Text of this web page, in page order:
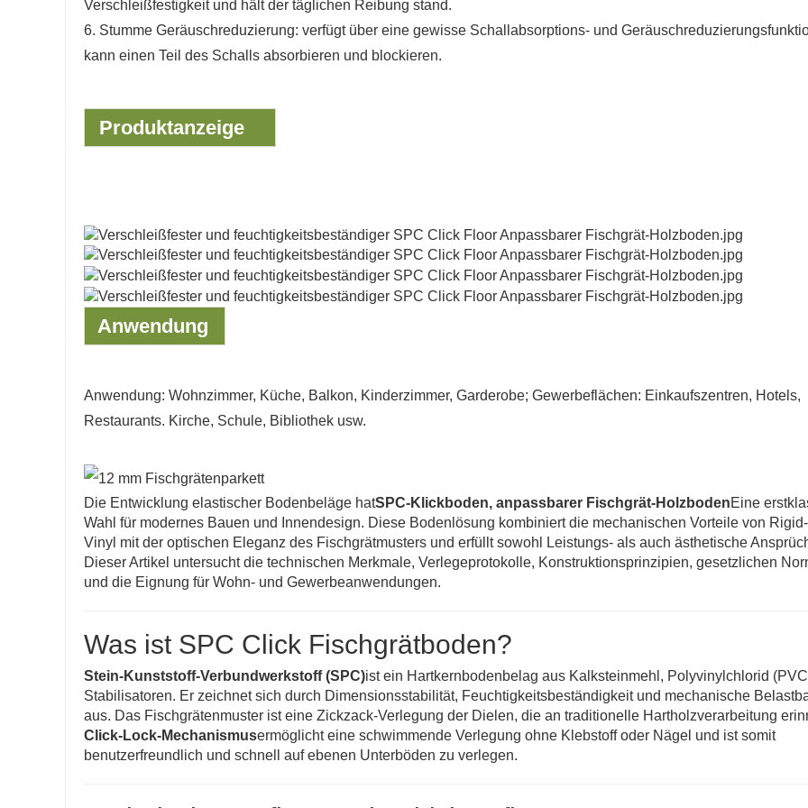
Verschleißfestigkeit und hält der täglichen Reibung stand.
6. Stumme Geräuschreduzierung: verfügt über eine gewisse Schallabsorptions- und
kann einen Teil des Schalls absorbieren und blockieren.
Produktanzeige
Anwendung
Anwendung: Wohnzimmer, Küche, Balkon, Kinderzimmer, Garderobe; Gewerbeflächen: Einkaufszentren, Hotels,
Restaurants. Kirche, Schule, Bibliothek usw.
Die Entwicklung elastischer Bodenbeläge hatSPC-Klickboden, anpassbarer Fischgrät-HolzbodenEine
Wahl für modernes Bauen und Innendesign. Diese Bodenlösung kombiniert die mechanischen Vorteile von
Vinyl mit der optischen Eleganz des Fischgrätmusters und erfüllt sowohl Leistungs- als auch ästhetische
Dieser Artikel untersucht die technischen Merkmale, Verlegeprotokolle, Konstruktionsprinzipien, gesetzlichen
und die Eignung für Wohn- und Gewerbeanwendungen.
Was ist SPC Click Fischgrätboden?
Stein-Kunststoff-Verbundwerkstoff (SPC)ist ein Hartkernbodenbelag aus Kalksteinmehl, Polyvinylchlorid
Stabilisatoren. Er zeichnet sich durch Dimensionsstabilität, Feuchtigkeitsbeständigkeit und mechanische
aus. Das Fischgrätenmuster ist eine Zickzack-Verlegung der Dielen, die an traditionelle Hartholzverarbeitung
Click-Lock-Mechanismusermöglicht eine schwimmende Verlegung ohne Klebstoff oder Nägel und ist somit
benutzerfreundlich und schnell auf ebenen Unterböden zu verlegen.